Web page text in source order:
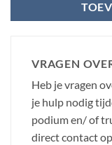
VRAGEN
Heb je vragen
je hulp nodig
podium en/ of
direct contact